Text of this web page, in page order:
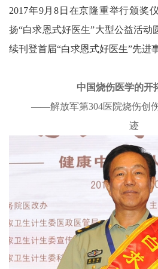
2017年9月8日在京隆重举行颁奖
扬“白求恩式好医生”大型公益活动
续刊登首届“白求恩式好医生”先进
中国烧伤医学的开
——解放军第304医院烧伤创
迹